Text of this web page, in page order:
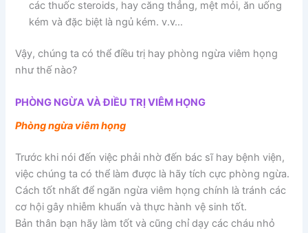
các thuốc steroids, hay căng thẳng, mệt mỏi, ăn uống
kém và đặc biệt là ngủ kém. v.v…
Vậy, chúng ta có thể điều trị hay phòng ngừa viêm họng
như thế nào?
PHÒNG NGỪA VÀ ĐIỀU TRỊ VIÊM HỌNG
Phòng ngừa viêm họng
Trước khi nói đến việc phải nhờ đến bác sĩ hay bệnh viện,
việc chúng ta có thể làm được là hãy tích cực phòng ngừa.
Cách tốt nhất để ngăn ngừa viêm họng chính là tránh các
cơ hội gây nhiễm khuẩn và thực hành vệ sinh tốt.
Bản thân bạn hãy làm tốt và cũng chỉ dạy các cháu nhỏ